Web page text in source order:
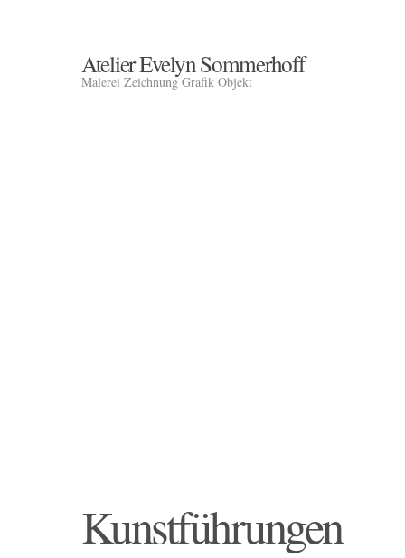
Atelier Evelyn Sommerhoff
Malerei Zeichnung Grafik Objekt
Kunstführungen